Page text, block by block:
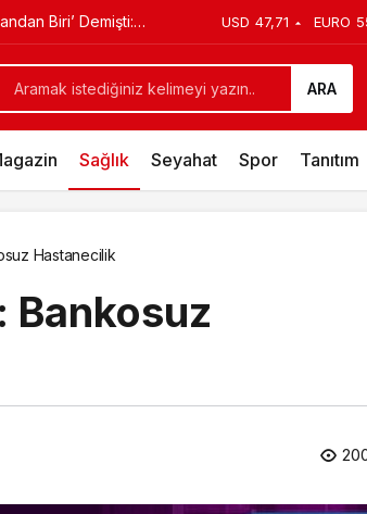
Makedonya’da USD 47,71 EURO
ARA
Sağlık Seyahat Spor Tanıtım
Hastanecilik
Bankosuz